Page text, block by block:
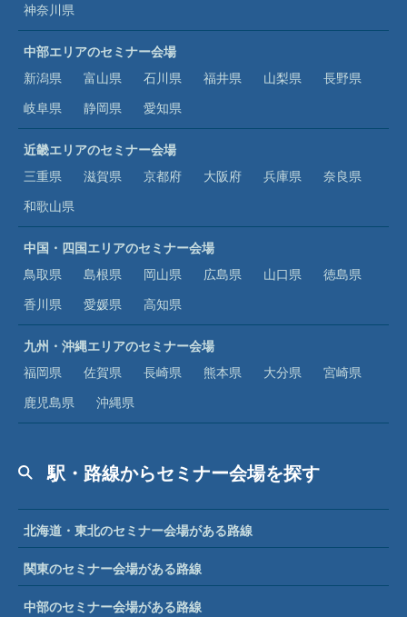
神奈川県
中部エリアのセミナー会場
新潟県
富山県 石川県 福井県 山梨県
長野県
岐阜県
静岡県 愛知県
近畿エリアのセミナー会場
三重県
滋賀県 京都府 大阪府 兵庫県
奈良県
和歌山県
中国・四国エリアのセミナー会場
鳥取県
島根県 岡山県 広島県 山口県
徳島県
香川県
愛媛県 高知県
九州・沖縄エリアのセミナー会場
福岡県
佐賀県 長崎県 熊本県 大分県
宮崎県
鹿児島県
沖縄県
駅・路線からセミナー会場を探す
北海道・東北のセミナー会場がある路線
関東のセミナー会場がある路線
中部のセミナー会場がある路線